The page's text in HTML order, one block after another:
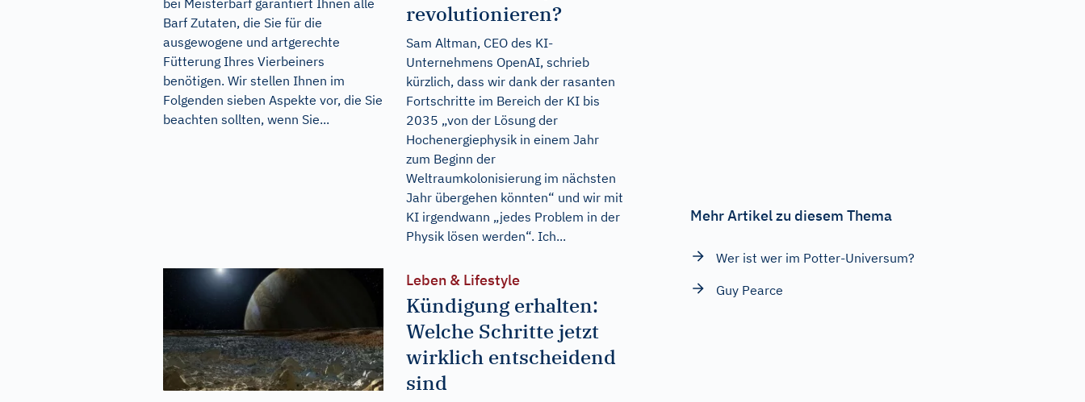
bei Meisterbarf garantiert Ihnen alle
Barf Zutaten, die Sie für die
ausgewogene und artgerechte
Fütterung Ihres Vierbeiners
benötigen. Wir stellen Ihnen im
Folgenden sieben Aspekte vor, die Sie
beachten sollten, wenn Sie...
revolutionieren?
Sam Altman, CEO des KI-
Unternehmens OpenAI, schrieb
kürzlich, dass wir dank der rasanten
Fortschritte im Bereich der KI bis
2035 „von der Lösung der
Hochenergiephysik in einem Jahr
zum Beginn der
Weltraumkolonisierung im nächsten
Jahr übergehen könnten“ und wir mit
KI irgendwann „jedes Problem in der
Physik lösen werden“. Ich...
Leben & Lifestyle
Kündigung erhalten:
Welche Schritte jetzt
wirklich entscheidend
sind
Mehr Artikel zu diesem Thema
Wer ist wer im Potter-Universum?
Guy Pearce